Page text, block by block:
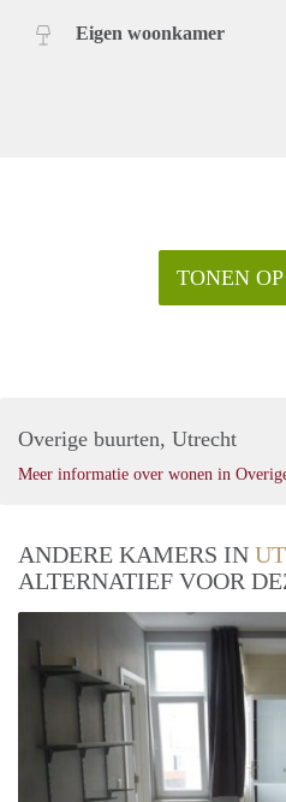
Eigen woonkamer
TONEN
Overige buurten, Utrecht
Meer informatie over wonen in
ANDERE KAMERS IN
ALTERNATIEF VOOR